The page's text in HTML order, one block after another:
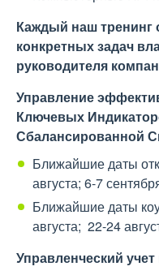
Каждый наш тренинг
конкретных задач
руководителя
Управление
Ключевых
Сбалансированной
Ближайшие даты
августа; 6-7
Ближайшие даты
августа; 22-24
Управленческий